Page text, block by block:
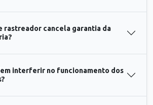
rastreador cancela garantia da
interferir no funcionamento dos